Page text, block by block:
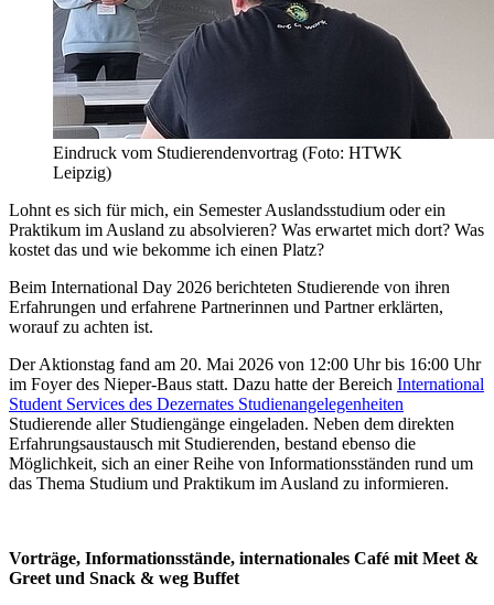
Eindruck vom Studierendenvortrag (Foto: HTWK
Leipzig)
Lohnt es sich für mich, ein Semester Auslandsstudium oder ein
Praktikum im Ausland zu absolvieren? Was erwartet mich dort? Was
kostet das und wie bekomme ich einen Platz?
Beim International Day 2026 berichteten Studierende von ihren
Erfahrungen und erfahrene Partnerinnen und Partner erklärten,
worauf zu achten ist.
Der Aktionstag fand am 20. Mai 2026 von 12:00 Uhr bis 16:00 Uhr
im Foyer des Nieper-Baus statt. Dazu hatte der Bereich International
Student Services des Dezernates Studienangelegenheiten
Studierende aller Studiengänge eingeladen. Neben dem direkten
Erfahrungsaustausch mit Studierenden, bestand ebenso die
Möglichkeit, sich an einer Reihe von Informationsständen rund um
das Thema Studium und Praktikum im Ausland zu informieren.
Vorträge, Informationsstände, internationales Café mit Meet &
Greet und Snack & weg Buffet